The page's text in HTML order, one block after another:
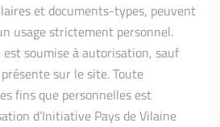
et documents-types, peuvent
usage strictement personnel.
soumise à autorisation, sauf
sur le site. Toute
fins que personnelles est
d’Initiative Pays de Vilaine